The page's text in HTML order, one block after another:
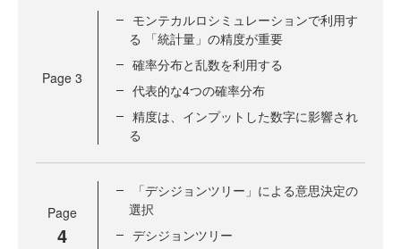
Page 3
モンテカルロシミュレーションで利用す
る 「統計量」の精度が重要
確率分布と乱数を利用する
代表的な4つの確率分布
精度は、インプットした数字に影響され
る
Page
4
「デシジョンツリー」による意思決定の
選択
デシジョンツリー